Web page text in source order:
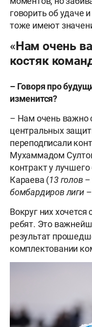
говорить об удаче
тоже имеют
«Нам очень
костяк
– Говоря про
изменится?
– Нам очень важно
центральных
переподписали
Мухаммадом
контракт у
Караева (13 голов
бомбардиров лиги–
Вокруг них
ребят. Это
результат
комплектовании